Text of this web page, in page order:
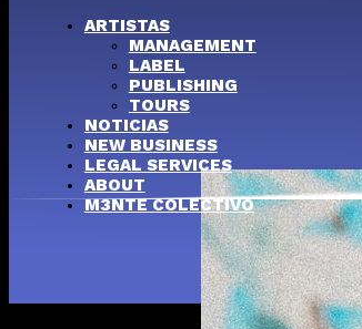
ARTISTAS
MANAGEMENT
LABEL
PUBLISHING
TOURS
NOTICIAS
NEW BUSINESS
LEGAL SERVICES
ABOUT
M3NTE COLECTIVO